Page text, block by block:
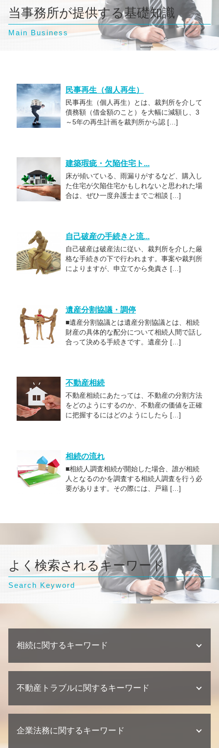
当事務所が提供する基礎知識
Main Business
民事再生（個人再生）
民事再生（個人再生）とは、裁判所を介して
債務額（借金額のこと）を大幅に減額し、3
～5年の再生計画を裁判所から認 […]
建築瑕疵・欠陥住宅ト...
床が傾いている、雨漏りがするなど、購入し
た住宅が欠陥住宅かもしれないと思われた場
合は、ぜひ一度弁護士までご相談 […]
自己破産の手続きと流...
自己破産は破産法に従い、裁判所を介した厳
格な手続きの下で行われます。事案や裁判所
によりますが、申立てから免責さ […]
遺産分割協議・調停
■遺産分割協議とは遺産分割協議とは、相続
財産の具体的な配分について相続人間で話し
合って決める手続きです。遺産分 […]
不動産相続
不動産相続にあたっては、不動産の分割方法
をどのようにするのか、不動産の価値を正確
に把握するにはどのようにしたら […]
相続の流れ
■相続人調査相続が開始した場合、誰が相続
人となるのかを調査する相続人調査を行う必
要があります。その際には、戸籍 […]
よく検索されるキーワード
Search Keyword
相続に関するキーワード
相続 争い
不動産相続 放棄
相続放棄 手続き
不動産トラブルに関するキーワード
不動産トラブル 内容証明
企業法務に関するキーワード